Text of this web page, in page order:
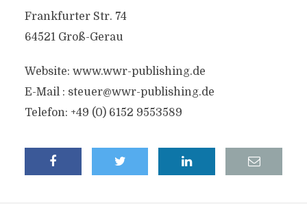
Frankfurter Str. 74
64521 Groß-Gerau
Website: www.wwr-publishing.de
E-Mail : steuer@wwr-publishing.de
Telefon: +49 (0) 6152 9553589